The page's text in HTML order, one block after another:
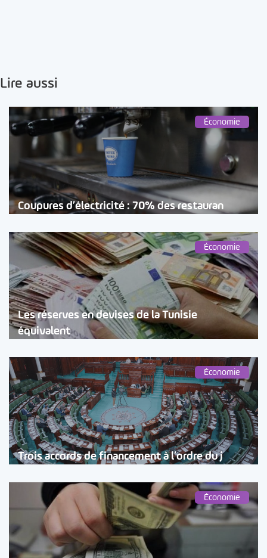
Lire aussi
Économie
Coupures d’électricité : 70% des restauran
Économie
Les réserves en devises de la Tunisie
équivalent
Économie
Trois accords de financement à l’ordre du j
Économie